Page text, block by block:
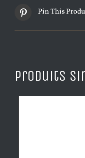
Pin This
Produits